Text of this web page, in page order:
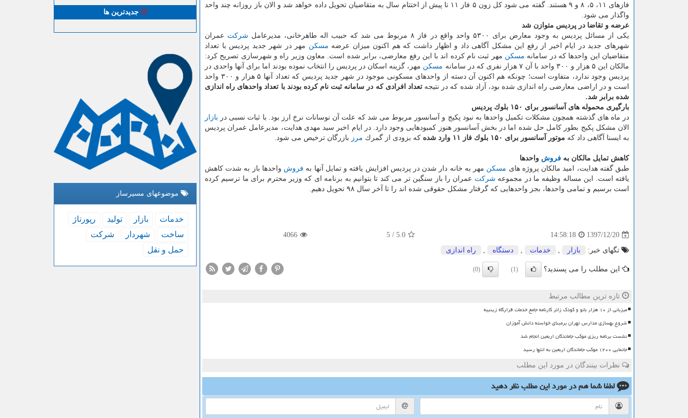
فازهای ۱۱، ۵، ۸ و ۹ هستند. گفته می شود كل زون ۵ فاز ۱۱ تا پیش از اختتام سال به متقاضیان تحویل داده خواهد شد و الان باز روزانه چند واحد
واگذار می شود.
عرضه و تقاضا در پردیس متوازن شد
یكی از مسائل پردیس به وجود معارض برای ۵۳۰۰ واحد واقع در فاز ۸ مربوط می شد كه حبیب اله طاهرخانی، مدیرعامل
شركت عمران
شهرهای جدید در ایام اخیر از رفع این مشكل آگاهی داد و اظهار داشت كه هم اكنون میزان عرضه مسكن مهر در شهر جدید پردیس با تعداد
متقاضیان این واحدها كه در سامانه مسكن مهر ثبت نام كرده اند با این رفع معارضی، برابر شده است. معاون وزیر راه و شهرسازی تصریح كرد:
مالكان این ۵ هزار و ۳۰۰ واحد با آن ۷ هزار نفری كه در سامانه
مسكن مهر، گزینه اسكان در پردیس را انتخاب نموده بودند اما برای آنها واحدی در
پردیس وجود ندارد، متفاوت است؛ چونكه هم اكنون آن دسته از واحدهای مسكونی موجود در شهر جدید پردیس كه تعداد آنها ۵ هزار و ۳۰۰ واحد
است و در اراضی معارضی راه اندازی شده بود، آزاد شده كه در نتیجه تعداد افرادی كه در سامانه ثبت نام كرده بودند با تعداد واحدهای راه اندازی
شده برابر شد.
بارگیری محموله های آسانسور برای ۱۵۰ بلوك پردیس
در ماه های گذشته همچون مشكلات تكمیل واحدها به نبود پكیج و آسانسور مربوط می شد كه علت آن نوسانات نرخ ارز بود. با ثبات نسبی در بازار
الان مشكل پكیج بطور كامل حل شده اما در بخش آسانسور هنوز كمبودهایی وجود دارد. در ایام اخیر سید مهدی هدایت، مدیرعامل عمران پردیس
به ایسنا آگاهی داد كه موتور آسانسور برای ۱۵۰ بلوك فاز ۱۱ وارد شده كه بزودی از گمرك مرز بازرگان ترخیص می شود.
كاهش تمایل مالكان به فروش واحدها
طبق گفته هدایت، امید مالكان پروژه های مسكن مهر به خانه دار شدن در پردیس افزایش یافته و تمایل آنها به فروش واحدها باز به شدت كاهش
یافته است. این مساله وظیفه ما در مجموعه شركت عمران را باز سنگین تر می كند تا بتوانیم به برنامه ای كه وزیر محترم برای ما ترسیم كرده
است برسیم و تمامی واحدها، بجز واحدهایی كه گرفتار مشكل حقوقی شده اند را تا آخر سال ۹۸ تحویل دهیم.
1397/12/20
14:58:18
5.0
/
5
4066
تگهای خبر: بازار , خدمات , دستگاه , راه اندازی
این مطلب را می پسندید؟ (1)
(0)
تازه ترین مطالب مرتبط
میزبانی از ۱۰ هزار بانو و کودک زائر کارنامه جامع خدمات قرارگاه زینبیه
شروع بهسازی مدارس تهران برمبنای خواسته دانش آموزان
نشست برنامه ریزی موکب جاماندگان اربعین انجام شد
جانمایی ۱۲۰۰ موکب جاماندگان اربعین به انتها رسید
نظرات بینندگان در مورد این مطلب
لطفا شما همدر مورد این مطلبنظر دهید
جدیدترین ها
موضوعهای مسیرساز
خدمات بازار تولید
رپورتاژ
ساخت
شهردار
شركت
حمل و نقل